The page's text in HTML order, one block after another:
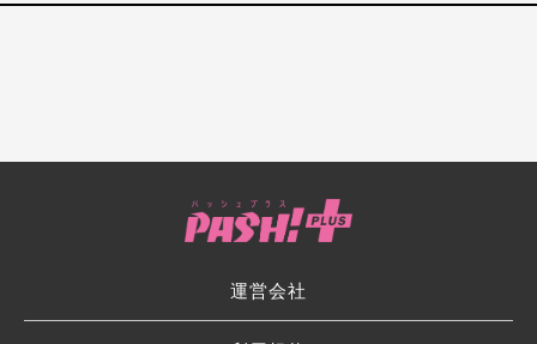
運営会社